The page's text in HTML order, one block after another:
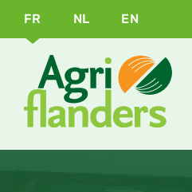
FR NL EN